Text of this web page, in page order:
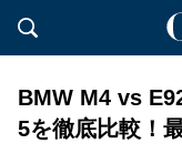
BMW M4 vs
5を徹底比較！